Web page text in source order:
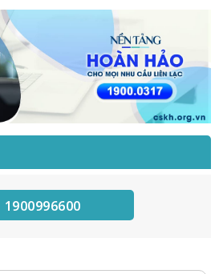
1900996600